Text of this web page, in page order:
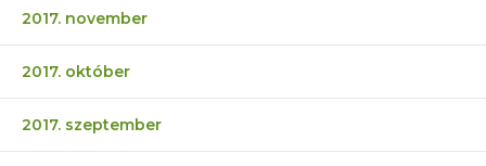
2017. november
2017. október
2017. szeptember